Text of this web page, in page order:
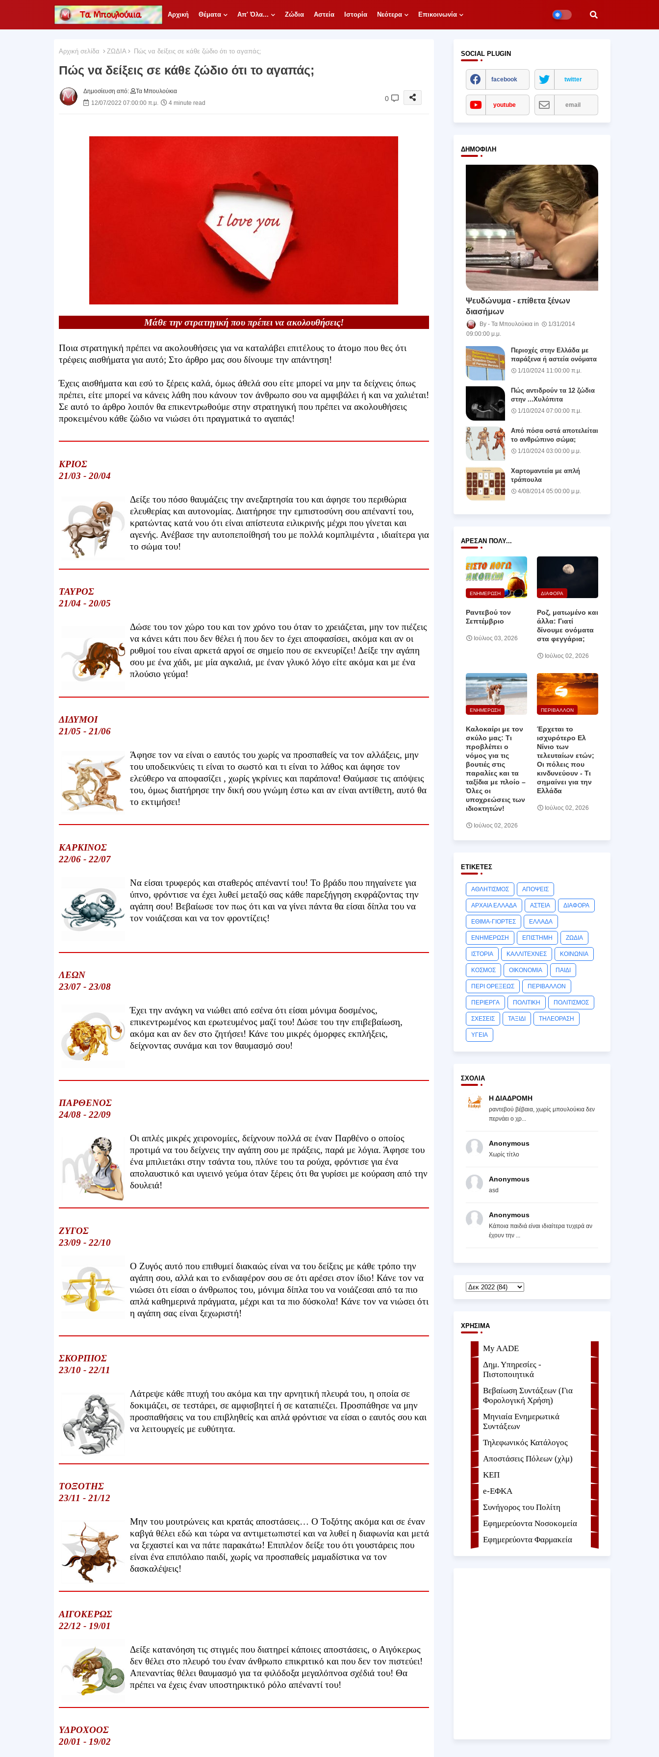
Αρχική Θέματα Απ' Όλα... Ζώδια Αστεία Ιστορία Νεότερα Επικοινωνία
Αρχική σελίδα ΖΩΔΙΑ Πώς να δείξεις σε κάθε ζώδιο ότι το αγαπάς;
Πώς να δείξεις σε κάθε ζώδιο ότι το αγαπάς;
Δημοσίευση από:
Τα Μπουλούκια
12/07/2022 07:00:00 π.μ.
4 minute read
0
Μάθε την στρατηγική που πρέπει να ακολουθήσεις!
Ποια στρατηγική πρέπει να ακολουθήσεις για να καταλάβει επιτέλους το άτομο που θες ότι
τρέφεις αισθήματα για αυτό; Στο άρθρο μας σου δίνουμε την απάντηση!
Έχεις αισθήματα και εσύ το ξέρεις καλά, όμως άθελά σου είτε μπορεί να μην τα δείχνεις όπως
πρέπει, είτε μπορεί να κάνεις λάθη που κάνουν τον άνθρωπο σου να αμφιβάλει ή και να χαλιέται!
Σε αυτό το άρθρο λοιπόν θα επικεντρωθούμε στην στρατηγική που πρέπει να ακολουθήσεις
προκειμένου κάθε ζώδιο να νιώσει ότι πραγματικά το αγαπάς!
ΚΡΙΟΣ
21/03 - 20/04
Δείξε του πόσο θαυμάζεις την ανεξαρτησία του και άφησε του περιθώρια
ελευθερίας και αυτονομίας. Διατήρησε την εμπιστοσύνη σου απέναντί του,
κρατώντας κατά νου ότι είναι απίστευτα ειλικρινής μέχρι που γίνεται και
αγενής. Ανέβασε την αυτοπεποίθησή του με πολλά κομπλιμέντα , ιδιαίτερα για
το σώμα του!
ΤΑΥΡΟΣ
21/04 - 20/05
Δώσε του τον χώρο του και τον χρόνο του όταν το χρειάζεται, μην τον πιέζεις
να κάνει κάτι που δεν θέλει ή που δεν το έχει αποφασίσει, ακόμα και αν οι
ρυθμοί του είναι αρκετά αργοί σε σημείο που σε εκνευρίζει! Δείξε την αγάπη
σου με ένα χάδι, με μία αγκαλιά, με έναν γλυκό λόγο είτε ακόμα και με ένα
πλούσιο γεύμα!
ΔΙΔΥΜΟΙ
21/05 - 21/06
Άφησε τον να είναι ο εαυτός του χωρίς να προσπαθείς να τον αλλάξεις, μην
του υποδεικνύεις τι είναι το σωστό και τι είναι το λάθος και άφησε τον
ελεύθερο να αποφασίζει , χωρίς γκρίνιες και παράπονα! Θαύμασε τις απόψεις
του, όμως διατήρησε την δική σου γνώμη έστω και αν είναι αντίθετη, αυτό θα
το εκτιμήσει!
ΚΑΡΚΙΝΟΣ
22/06 - 22/07
Να είσαι τρυφερός και σταθερός απέναντί του! Το βράδυ που πηγαίνετε για
ύπνο, φρόντισε να έχει λυθεί μεταξύ σας κάθε παρεξήγηση εκφράζοντας την
αγάπη σου! Βεβαίωσε τον πως ότι και να γίνει πάντα θα είσαι δίπλα του να
τον νοιάζεσαι και να τον φροντίζεις!
ΛΕΩΝ
23/07 - 23/08
Έχει την ανάγκη να νιώθει από εσένα ότι είσαι μόνιμα δοσμένος,
επικεντρωμένος και ερωτευμένος μαζί του! Δώσε του την επιβεβαίωση,
ακόμα και αν δεν στο ζητήσει! Κάνε του μικρές όμορφες εκπλήξεις,
δείχνοντας συνάμα και τον θαυμασμό σου!
ΠΑΡΘΕΝΟΣ
24/08 - 22/09
Οι απλές μικρές χειρονομίες, δείχνουν πολλά σε έναν Παρθένο ο οποίος
προτιμά να του δείχνεις την αγάπη σου με πράξεις, παρά με λόγια. Άφησε του
ένα μπιλιετάκι στην τσάντα του, πλύνε του τα ρούχα, φρόντισε για ένα
απολαυστικό και υγιεινό γεύμα όταν ξέρεις ότι θα γυρίσει με κούραση από την
δουλειά!
ΖΥΓΟΣ
23/09 - 22/10
Ο Ζυγός αυτό που επιθυμεί διακαώς είναι να του δείξεις με κάθε τρόπο την
αγάπη σου, αλλά και το ενδιαφέρον σου σε ότι αρέσει στον ίδιο! Κάνε τον να
νιώσει ότι είσαι ο άνθρωπος του, μόνιμα δίπλα του να νοιάζεσαι από τα πιο
απλά καθημερινά πράγματα, μέχρι και τα πιο δύσκολα! Κάνε τον να νιώσει ότι
η αγάπη σας είναι ξεχωριστή!
ΣΚΟΡΠΙΟΣ
23/10 - 22/11
Λάτρεψε κάθε πτυχή του ακόμα και την αρνητική πλευρά του, η οποία σε
δοκιμάζει, σε τεστάρει, σε αμφισβητεί ή σε καταπιέζει. Προσπάθησε να μην
προσπαθήσεις να του επιβληθείς και απλά φρόντισε να είσαι ο εαυτός σου και
να λειτουργείς με ευθύτητα.
ΤΟΞΟΤΗΣ
23/11 - 21/12
Μην του μουτρώνεις και κρατάς αποστάσεις… Ο Τοξότης ακόμα και σε έναν
καβγά θέλει εδώ και τώρα να αντιμετωπιστεί και να λυθεί η διαφωνία και μετά
να ξεχαστεί και να πάτε παρακάτω! Επιπλέον δείξε του ότι γουστάρεις που
είναι ένα επιπόλαιο παιδί, χωρίς να προσπαθείς μαμαδίστικα να τον
δασκαλέψεις!
ΑΙΓΟΚΕΡΩΣ
22/12 - 19/01
Δείξε κατανόηση τις στιγμές που διατηρεί κάποιες αποστάσεις, ο Αιγόκερως
δεν θέλει στο πλευρό του έναν άνθρωπο επικριτικό και που δεν τον πιστεύει!
Απεναντίας θέλει θαυμασμό για τα φιλόδοξα μεγαλόπνοα σχέδιά του! Θα
πρέπει να έχεις έναν υποστηρικτικό ρόλο απέναντί του!
ΥΔΡΟΧΟΟΣ
20/01 - 19/02
SOCIAL PLUGIN
facebook twitter
youtube email
ΔΗΜΟΦΙΛΉ
Ψευδώνυμα - επίθετα ξένων
διασήμων
Τα Μπουλούκια
1/31/2014
09:00:00 μ.μ.
Περιοχές στην Ελλάδα με
παράξενα ή αστεία ονόματα
1/10/2024 11:00:00 π.μ.
Πώς αντιδρούν τα 12 ζώδια
στην ...Χυλόπιτα
1/10/2024 07:00:00 π.μ.
Από πόσα οστά αποτελείται
το ανθρώπινο σώμα;
1/10/2024 03:00:00 μ.μ.
Χαρτομαντεία με απλή
τράπουλα
4/08/2014 05:00:00 μ.μ.
ΆΡΕΣΑΝ ΠΟΛΎ...
ΕΝΗΜΕΡΩΣΗ
Ραντεβού τον
Σεπτέμβριο
Ιούλιος 03, 2026
ΔΙΑΦΟΡΑ
Ροζ, ματωμένο και
άλλα: Γιατί
δίνουμε ονόματα
στα φεγγάρια;
Ιούλιος 02, 2026
ΕΝΗΜΕΡΩΣΗ
Καλοκαίρι με τον
σκύλο μας: Τι
προβλέπει ο
νόμος για τις
βουτιές στις
παραλίες και τα
ταξίδια με πλοίο –
Όλες οι
υποχρεώσεις των
ιδιοκτητών!
Ιούλιος 02, 2026
ΠΕΡΙΒΑΛΛΟΝ
Έρχεται το
ισχυρότερο Ελ
Νίνιο των
τελευταίων ετών;
Οι πόλεις που
κινδυνεύουν ‑ Τι
σημαίνει για την
Ελλάδα
Ιούλιος 02, 2026
ΕΤΙΚΈΤΕΣ
ΑΘΛΗΤΙΣΜΟΣ ΑΠΟΨΕΙΣ
ΑΡΧΑΙΑ ΕΛΛΑΔΑ ΑΣΤΕΙΑ ΔΙΑΦΟΡΑ
ΕΘΙΜΑ-ΓΙΟΡΤΕΣ ΕΛΛΑΔΑ
ΕΝΗΜΕΡΩΣΗ ΕΠΙΣΤΗΜΗ ΖΩΔΙΑ
ΙΣΤΟΡΙΑ ΚΑΛΛΙΤΕΧΝΕΣ ΚΟΙΝΩΝΙΑ
ΚΟΣΜΟΣ ΟΙΚΟΝΟΜΙΑ ΠΑΙΔΙ
ΠΕΡΙ ΟΡΕΞΕΩΣ ΠΕΡΙΒΑΛΛΟΝ
ΠΕΡΙΕΡΓΑ ΠΟΛΙΤΙΚΗ ΠΟΛΙΤΙΣΜΟΣ
ΣΧΕΣΕΙΣ ΤΑΞΙΔΙ ΤΗΛΕΟΡΑΣΗ
ΥΓΕΙΑ
ΣΧΌΛΙΑ
Η ΔΙΑΔΡΟΜΗ
ραντεβού βέβαια, χωρίς μπουλούκια δεν
περνάει ο χρ...
Anonymous
Χωρίς τίτλο
Anonymous
asd
Anonymous
Κάποια παιδιά είναι ιδιαίτερα τυχερά αν
έχουν την ...
ΧΡΉΣΙΜΑ
My AADE
Δημ. Υπηρεσίες -
Πιστοποιητικά
Βεβαίωση Συντάξεων (Για
Φορολογική Χρήση)
Μηνιαία Ενημερωτικά
Συντάξεων
Τηλεφωνικός Κατάλογος
Αποστάσεις Πόλεων (χλμ)
ΚΕΠ
e-ΕΦKA
Συνήγορος του Πολίτη
Εφημερεύοντα Νοσοκομεία
Εφημερεύοντα Φαρμακεία